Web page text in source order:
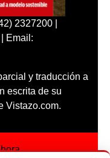
2327200 |
Email:
y traducción a
escrita de su
Vistazo.com.